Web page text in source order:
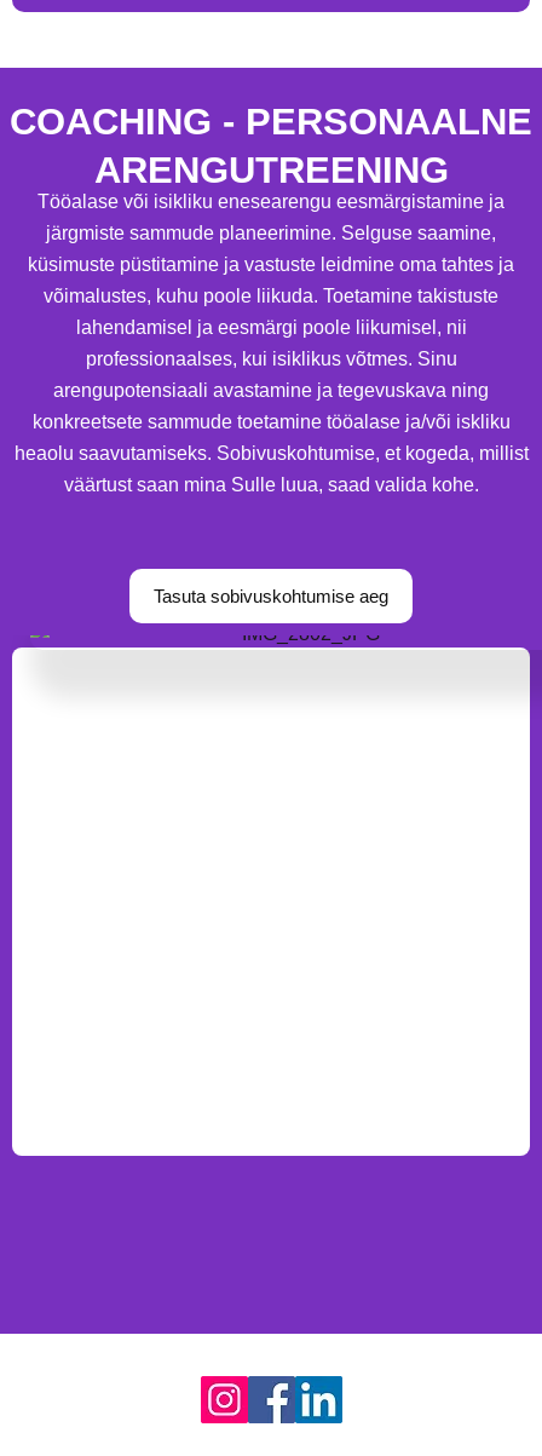
COACHING - PERSONAALNE
ARENGUTREENING
Tööalase või isikliku enesearengu eesmärgistamine ja
järgmiste sammude planeerimine. Selguse saamine,
küsimuste püstitamine ja vastuste leidmine oma tahtes ja
võimalustes, kuhu poole liikuda. Toetamine takistuste
lahendamisel ja eesmärgi poole liikumisel, nii
professionaalses, kui isiklikus võtmes. Sinu
arengupotensiaali avastamine ja tegevuskava ning
konkreetsete sammude toetamine tööalase ja/või iskliku
heaolu saavutamiseks. Sobivuskohtumise, et kogeda, millist
väärtust saan mina Sulle luua, saad valida kohe.
Tasuta sobivuskohtumise aeg